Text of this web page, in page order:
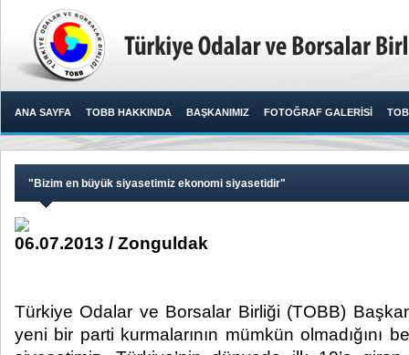
ANA SAYFA TOBB HAKKINDA BAŞKANIMIZ FOTOĞRAF GALERİSİ
"​Bizim en büyük siyasetimiz ekonomi siyasetidir"
06.07.2013 / Zonguldak
Türkiye Odalar ve Borsalar Birliği (TOBB)
yeni bir parti kurmalarının mümkün olmadığını